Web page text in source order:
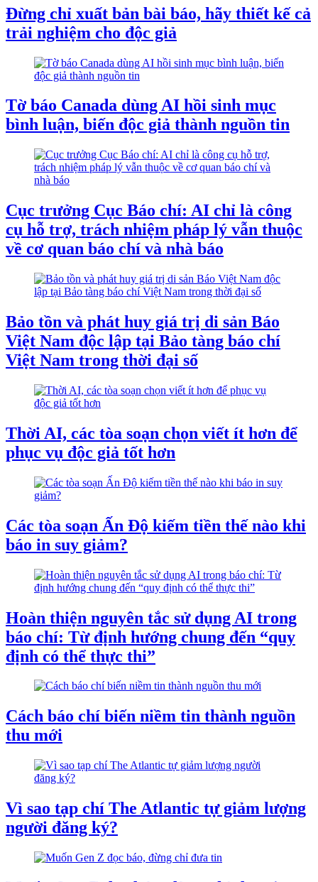
Đừng chỉ xuất bản bài báo, hãy thiết kế cả
trải nghiệm cho độc giả
Tờ báo Canada dùng AI hồi sinh mục
bình luận, biến độc giả thành nguồn tin
Cục trưởng Cục Báo chí: AI chỉ là công
cụ hỗ trợ, trách nhiệm pháp lý vẫn thuộc
về cơ quan báo chí và nhà báo
Bảo tồn và phát huy giá trị di sản Báo
Việt Nam độc lập tại Bảo tàng báo chí
Việt Nam trong thời đại số
Thời AI, các tòa soạn chọn viết ít hơn để
phục vụ độc giả tốt hơn
Các tòa soạn Ấn Độ kiếm tiền thế nào khi
báo in suy giảm?
Hoàn thiện nguyên tắc sử dụng AI trong
báo chí: Từ định hướng chung đến “quy
định có thể thực thi”
Cách báo chí biến niềm tin thành nguồn
thu mới
Vì sao tạp chí The Atlantic tự giảm lượng
người đăng ký?